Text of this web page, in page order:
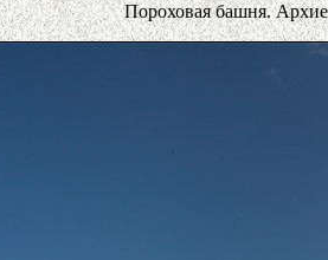
Пороховая башня.